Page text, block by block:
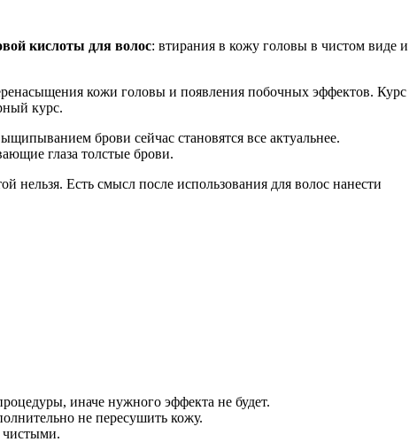
кислоты для волос: втирания в кожу головы в чистом виде и
кожи головы и появления побочных эффектов. Курс
курс.
брови сейчас становятся все актуальнее.
глаза толстые брови.
нельзя. Есть смысл после использования для волос нанести
иначе нужного эффекта не будет.
не пересушить кожу.
чистыми.